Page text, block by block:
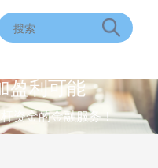
盈利可能
资金的金融服务！